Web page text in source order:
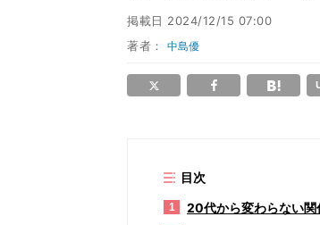
掲載日 2024/12/15 07:00
著者：中島優
目次
1 20代から変わらない関